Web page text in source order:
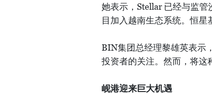
她表示，Stellar 已经与监
目加入越南生态系统。恒星
BIN集团总经理黎雄英表示
投资者的关注。然而，将这
岘港迎来巨大机遇